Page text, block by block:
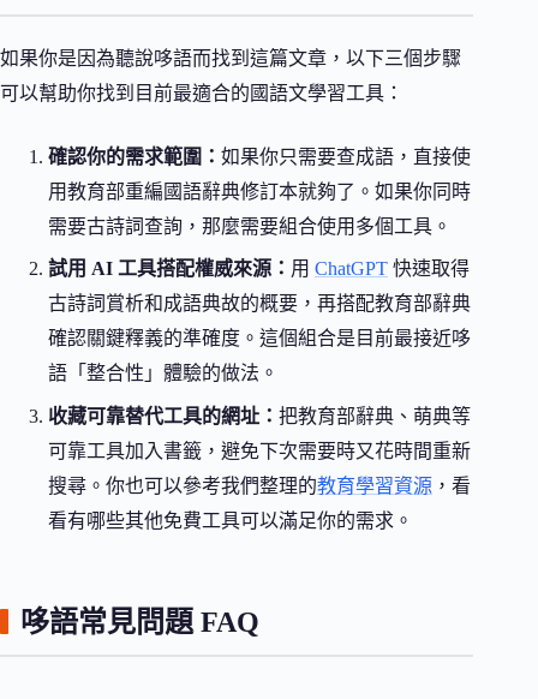
如果你是因為聽說哆語而找到這篇文章，以下三個步驟
可以幫助你找到目前最適合的國語文學習工具：
確認你的需求範圍： 如果你只需要查成語，直接使
用教育部重編國語辭典修訂本就夠了。如果你同時
需要古詩詞查詢，那麼需要組合使用多個工具。
試用 AI 工具搭配權威來源： 用 ChatGPT 快速取得
古詩詞賞析和成語典故的概要，再搭配教育部辭典
確認關鍵釋義的準確度。這個組合是目前最接近哆
語「整合性」體驗的做法。
收藏可靠替代工具的網址： 把教育部辭典、萌典等
可靠工具加入書籤，避免下次需要時又花時間重新
搜尋。你也可以參考我們整理的教育學習資源 ，看
看有哪些其他免費工具可以滿足你的需求。
哆語常見問題 FAQ